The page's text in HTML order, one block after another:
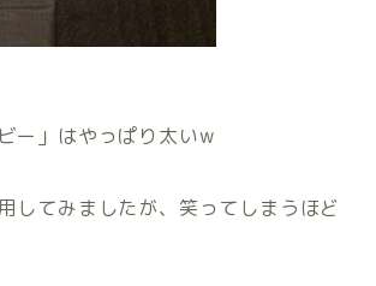
ー」はやっぱり太いw
してみましたが、笑ってしまうほど